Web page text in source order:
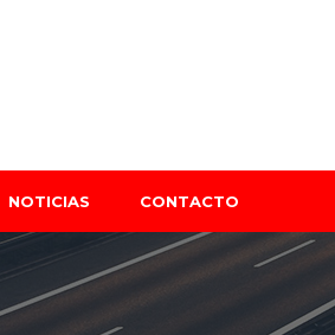
NOTICIAS CONTACTO